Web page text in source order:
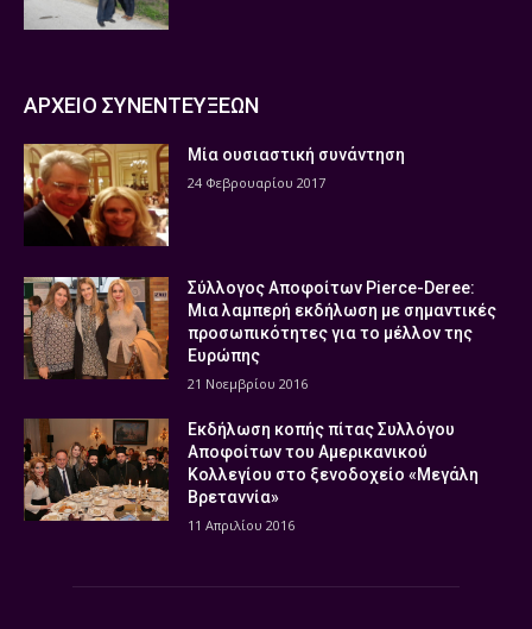
ΑΡΧΕΙΟ ΣΥΝΕΝΤΕΥΞΕΩΝ
Μία ουσιαστική συνάντηση
24 Φεβρουαρίου 2017
Σύλλογος Αποφοίτων Pierce-Deree:
Μια λαμπερή εκδήλωση με σημαντικές
προσωπικότητες για το μέλλον της
Ευρώπης
21 Νοεμβρίου 2016
Εκδήλωση κοπής πίτας Συλλόγου
Αποφοίτων του Αμερικανικού
Κολλεγίου στο ξενοδοχείο «Μεγάλη
Βρεταννία»
11 Απριλίου 2016